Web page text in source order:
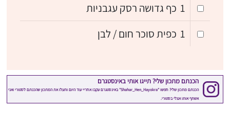
1 כף גדושה רסק עגבניות
1 כפית סוכר חום / לבן